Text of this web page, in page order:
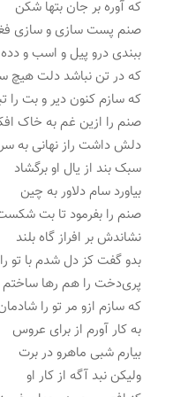
که آوره بر جان بتها شکن
صنم پست سازی و سازی
ببندی درو پیل و اسب و دده
که در تن نباشد دلت
که سازم کنون دیر و بت را
صنم را ازین غم به خاک
دلش داشت راز نهانی به سر
سبک بند از یال او برگشاد
بیاورد سام دلاور به چین
صنم را بفرمود تا بت
نشاندش بر افراز گاه بلند
بدو گفت کز دل شدم با تو
پری‌دخت را هم رها ساختم
که سازم ازو مر تو را
به کار آورم از برای عروس
بیارم شبی ماهرو در برت
ولیکن نبد آگه از کار او